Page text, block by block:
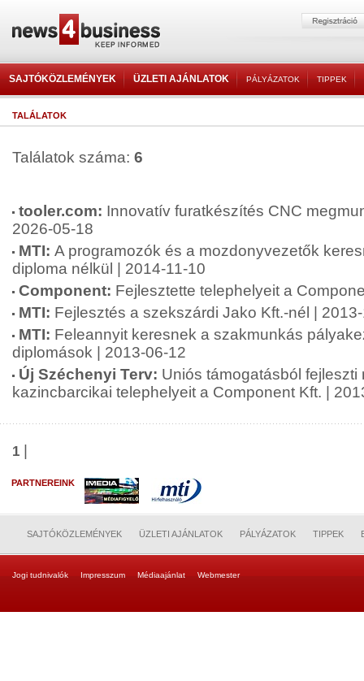
SAJTÓKÖZLEMÉNYEK ÜZLETI AJÁNLATOK PÁLYÁZATOK TIPPEK
TALÁLATOK
Találatok száma: 6
tooler.com: Innovatív furatkészítés CNC
2026-05-18
MTI: A programozók és a mozdonyvezetők
diploma nélkül | 2014-11-10
Component: Fejlesztette telephelyeit a
MTI: Fejlesztés a szekszárdi Jako Kft.-nél |
MTI: Feleannyit keresnek a szakmunkás
diplomások | 2013-06-12
Új Széchenyi Terv: Uniós támogatásból fejleszti
kazincbarcikai telephelyeit a Component Kft. |
1
PARTNEREINK
SAJTÓKÖZLEMÉNYEK ÜZLETI AJÁNLATOK PÁLYÁZATOK TIPPEK
Jogi tudnivalók Impresszum Médiaajánlat Webmester